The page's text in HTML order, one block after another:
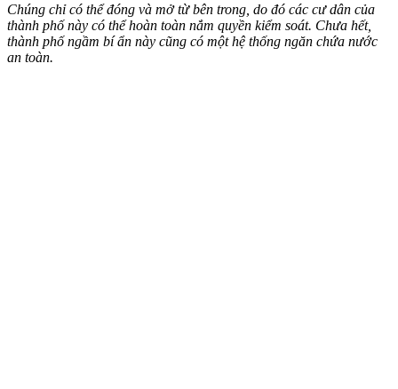
Chúng chỉ có thể đóng và mở từ bên trong, do đó các cư dân của
thành phố này có thể hoàn toàn nắm quyền kiểm soát. Chưa hết,
thành phố ngầm bí ẩn này cũng có một hệ thống ngăn chứa nước
an toàn.